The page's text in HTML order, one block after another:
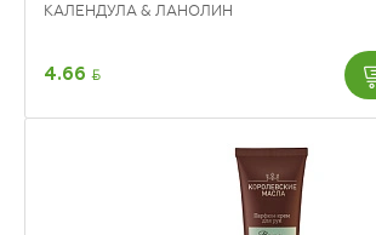
КАЛЕНДУЛА & ЛАНОЛИН
4.66 BYN